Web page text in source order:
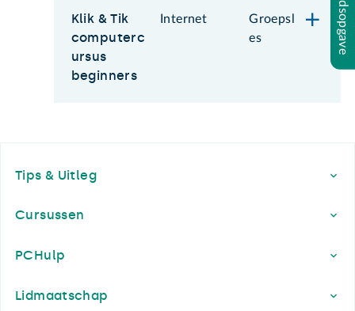
Klik & Tik
computerc
ursus
beginners
Internet
Groepsl
es
Tips & Uitleg
Cursussen
PCHulp
Lidmaatschap